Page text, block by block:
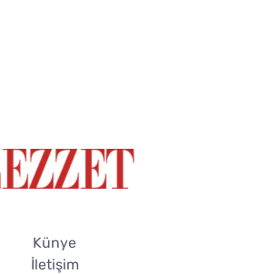
Künye
İletişim